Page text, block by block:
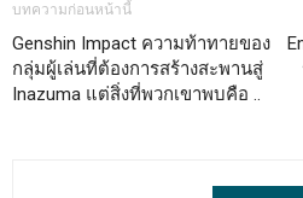
บทความก่อนหน้านี้
Genshin Impact ความท้าทายของ
กลุ่มผู้เล่นที่ต้องการสร้างสะพานสู่
Inazuma แต่สิ่งที่พวกเขาพบคือ ..